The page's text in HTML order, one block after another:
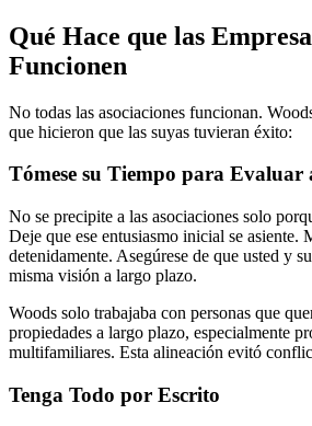
Qué Hace que las
Funcionen
No todas las asociaciones funcionan.
que hicieron que las suyas tuvieran éxito:
Tómese su Tiempo para Evaluar
No se precipite a las asociaciones solo
Deje que ese entusiasmo inicial se asiente.
detenidamente. Asegúrese de que usted y
misma visión a largo plazo.
Woods solo trabajaba con personas que
propiedades a largo plazo, especialmente
multifamiliares. Esta alineación evitó
Tenga Todo por Escrito